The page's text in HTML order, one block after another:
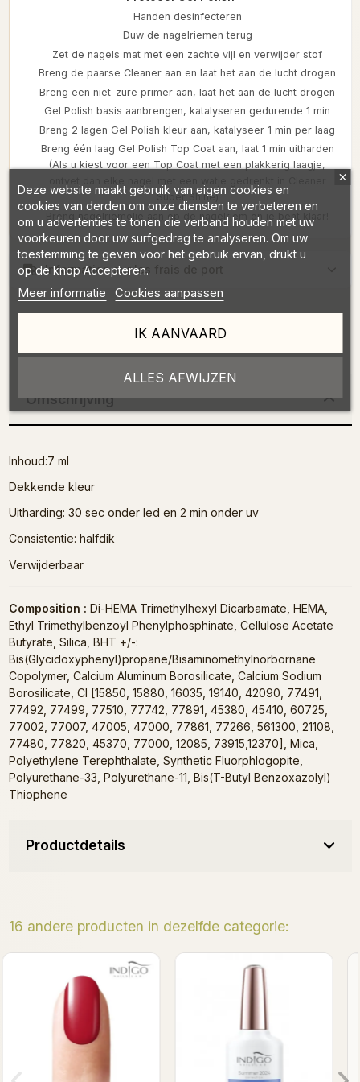
Handen desinfecteren
Duw de nagelriemen terug
Zet de nagels mat met een zachte vijl en verwijder stof
Breng de paarse Cleaner aan en laat het aan de lucht drogen
Breng een niet-zure primer aan, laat het aan de lucht drogen
Gel Polish basis aanbrengen, katalyseren gedurende 1 min
Breng 2 lagen Gel Polish kleur aan, katalyseer 1 min per laag
Breng één laag Gel Polish Top Coat aan, laat 1 min uitharden
(Als u kiest voor een Top Coat met een plakkerig laagje,
Super Shine)
Breng nagelriemolie aan op de nagelriem en je bent klaar!
Information sur les frais de port
Omschrijving
Inhoud:7 ml
Dekkende kleur
Uitharding: 30 sec onder led en 2 min onder uv
Consistentie: halfdik
Verwijderbaar
Composition : Di-HEMA Trimethylhexyl Dicarbamate, HEMA,
Ethyl Trimethylbenzoyl Phenylphosphinate, Cellulose Acetate
Butyrate, Silica, BHT +/-:
Bis(Glycidoxyphenyl)propane/Bisaminomethylnorbornane
Copolymer, Calcium Aluminum Borosilicate, Calcium Sodium
Borosilicate, CI [15850, 15880, 16035, 19140, 42090, 77491,
77492, 77499, 77510, 77742, 77891, 45380, 45410, 60725,
77002, 77007, 47005, 47000, 77861, 77266, 561300, 21108,
77480, 77820, 45370, 77000, 12085, 73915,12370], Mica,
Polyethylene Terephthalate, Synthetic Fluorphlogopite,
Polyurethane-33, Polyurethane-11, Bis(T-Butyl Benzoxazolyl)
Thiophene
Productdetails
16 andere producten in dezelfde categorie:
Beach please ! Gel polish
Deze website maakt gebruik van eigen cookies en
cookies van derden om onze diensten te verbeteren en
om u advertenties te tonen die verband houden met uw
voorkeuren door uw surfgedrag te analyseren. Om uw
toestemming te geven voor het gebruik ervan, drukt u
op de knop Accepteren.
Meer informatie Cookies aanpassen
ALLES AFWIJZEN
IK AANVAARD